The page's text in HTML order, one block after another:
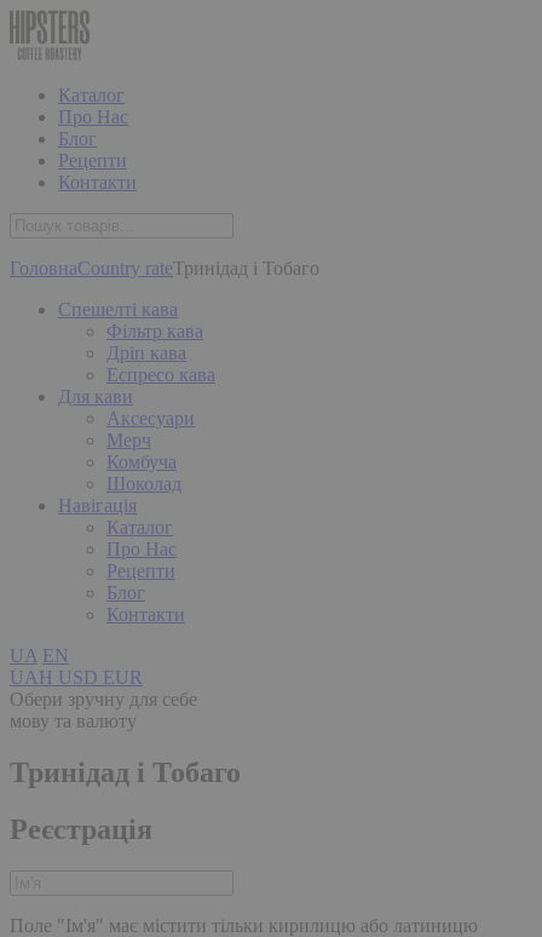
Каталог
Про Нас
Блог
Рецепти
Контакти
ГоловнаCountry rateТринідад і Тобаго
Спешелті кава
Фільтр кава
Дріп кава
Еспресо кава
Для кави
Аксесуари
Мерч
Комбуча
Шоколад
Навігація
Каталог
Про Нас
Рецепти
Блог
Контакти
UA EN
UAH USD EUR
Обери зручну для себе
мову та валюту
Тринідад і Тобаго
Реєстрація
Поле "Ім'я" має містити тільки кирилицю або латиницю